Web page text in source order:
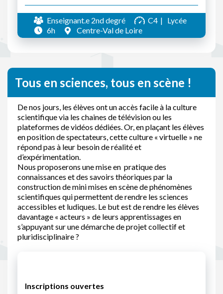
Enseignant.e 2nd degré C4
Lycée
6h
Centre-Val de Loire
Tous en sciences, tous en scène !
De nos jours, les élèves ont un accès facile à la culture
scientifique via les chaines de télévision ou les
plateformes de vidéos dédiées. Or, en plaçant les élèves
en position de spectateurs, cette culture « virtuelle » ne
répond pas à leur besoin de réalité et
d’expérimentation.
Nous proposerons une mise en pratique des
connaissances et des savoirs théoriques par la
construction de mini mises en scène de phénomènes
scientifiques qui permettent de rendre les sciences
accessibles et ludiques. Le but est de rendre les élèves
davantage « acteurs » de leurs apprentissages en
s’appuyant sur une démarche de projet collectif et
pluridisciplinaire ?
Inscriptions ouvertes